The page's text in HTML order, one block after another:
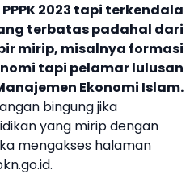
PPPK2023 tapi terkendala
terbatas padahal dari
mirip, misalnya formasi
tapi pelamar lulusan
Ekonomi Islam.
bingung jika
yang mirip dengan
mengakses halaman
.